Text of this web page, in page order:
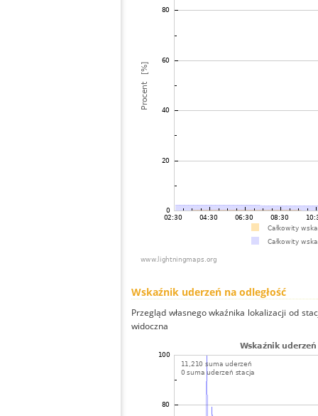
Wskaźnik uderzeń na odległość
Przegląd własnego wkaźnika lokalizacji od
widoczna